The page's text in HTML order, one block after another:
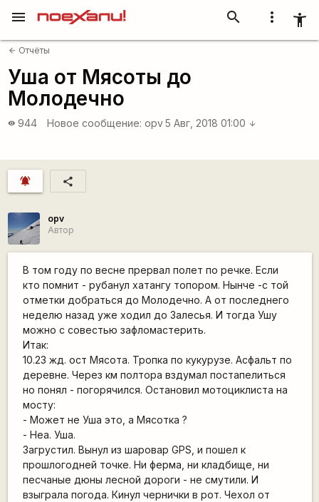
more_vert accessibility_new
search
menu
arrow_back Отчёты
Уша от Мясоты до
Молодечно
visibility 944 Новое сообщение: opv 5 Авг, 2018 01:00 arrow_downward
notifications_active share
opv
Автор
В том году по весне прервал полет по речке. Если
кто помнит - рубанул хатангу топором. Нынче -с той
отметки добраться до Молодечно. А от последнего
неделю назад уже ходил до Залесья. И тогда Ушу
можно с совестью зафломастерить.
Итак:
10.23 жд. ост Мясота. Тропка по кукурузе. Асфальт по
деревне. Через км полтора вздумал постапелиться
но понял - погорячился. Остановил мотоциклиста на
мосту:
- Может не Уша это, а Мясотка ?
- Неа. Уша.
Загрустил. Вынул из шаровар GPS, и пошел к
прошлогодней точке. Ни ферма, ни кладбище, ни
песчаные дюны лесной дороги - не смутили. И
взыграла погода. Кинул чернички в рот. Чехол от